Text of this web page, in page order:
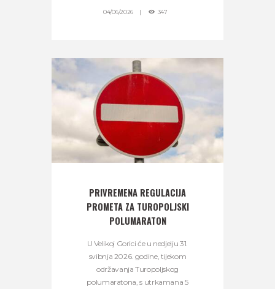
04/06/2026 347
PRIVREMENA REGULACIJA
PROMETA ZA TUROPOLJSKI
POLUMARATON
U Velikoj Gorici će u nedjelju 31.
svibnja 2026. godine, tijekom
održavanja Turopoljskog
polumaratona, s utrkamana 5